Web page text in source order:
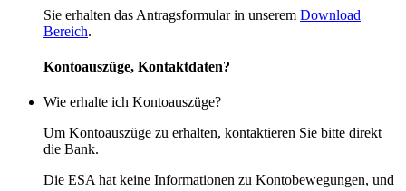
Sie erhalten das Antragsformular in unserem Download
Bereich.
Kontoauszüge, Kontaktdaten?
Wie erhalte ich Kontoauszüge?
Um Kontoauszüge zu erhalten, kontaktieren Sie bitte direkt
die Bank.
Die ESAhat keine Informationen zu Kontobewegungen, und